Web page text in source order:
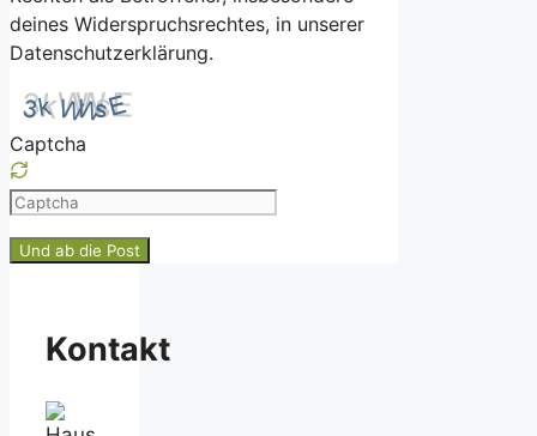
deines Widerspruchsrechtes, in unserer
Datenschutzerklärung.
Captcha
Please
the
CAPTCHA
Kontakt